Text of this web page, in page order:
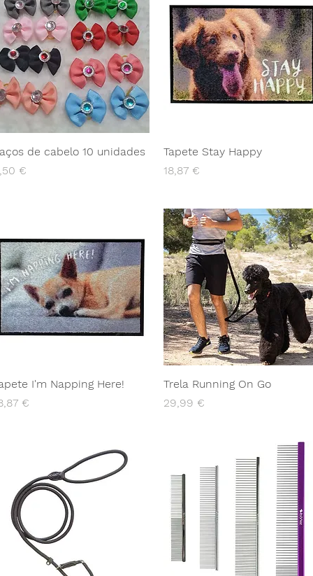
de cabelo 10 unidades
€
Tapete Stay Happy
Preço
18,87 €
I'm Napping Here!
€
Trela Running On Go
Preço
29,99 €